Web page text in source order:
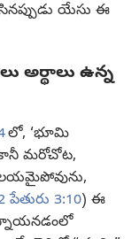
యేసు ఈ
అర్థాలు ఉన్న
లో, ‘భూమి
కానీ మరోచోట,
పేతురు 3:10) ఈ